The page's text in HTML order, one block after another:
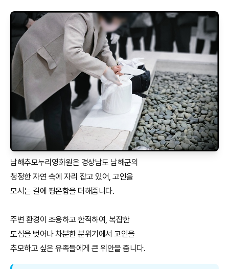
남해추모누리영화원은 경상남도 남해군의
청정한 자연 속에 자리 잡고 있어, 고인을
모시는 길에 평온함을 더해줍니다.
주변 환경이 조용하고 한적하여, 복잡한
도심을 벗어나 차분한 분위기에서 고인을
추모하고 싶은 유족들에게 큰 위안을 줍니다.